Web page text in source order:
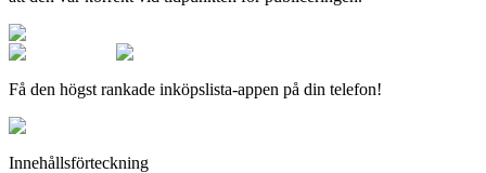
Få den högst rankade inköpslista-appen på din telefon!
Innehållsförteckning